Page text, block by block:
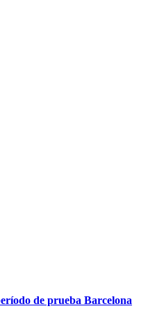
de prueba Barcelona